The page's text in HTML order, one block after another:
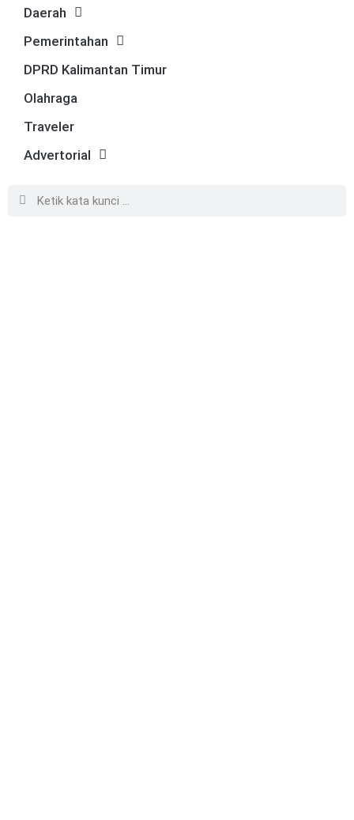
Daerah
Pemerintahan
DPRD Kalimantan Timur
Olahraga
Traveler
Advertorial